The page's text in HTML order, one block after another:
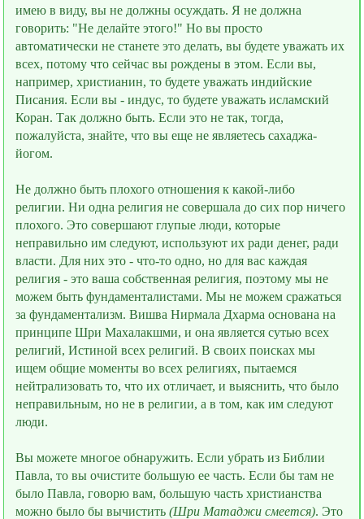
имею в виду, вы не должны осуждать. Я не должна
говорить: "Не делайте этого!" Но вы просто
автоматически не станете это делать, вы будете уважать их
всех, потому что сейчас вы рождены в этом. Если вы,
например, христианин, то будете уважать индийские
Писания. Если вы - индус, то будете уважать исламский
Коран. Так должно быть. Если это не так, тогда,
пожалуйста, знайте, что вы ещe не являетесь сахаджа-
йогом.
Не должно быть плохого отношения к какой-либо
религии. Ни одна религия не совершала до сих пор ничего
плохого. Это совершают глупые люди, которые
неправильно им следуют, используют их ради денег, ради
власти. Для них это - что-то одно, но для вас каждая
религия - это ваша собственная религия, поэтому мы не
можем быть фундаменталистами. Мы не можем сражаться
за фундаментализм. Вишва Нирмала Дхарма основана на
принципе Шри Махалакшми, и она является сутью всех
религий, Истиной всех религий. В своих поисках мы
ищем общие моменты во всех религиях, пытаемся
нейтрализовать то, что их отличает, и выяснить, что было
неправильным, но не в религии, а в том, как им следуют
люди.
Вы можете многое обнаружить. Если убрать из Библии
Павла, то вы очистите большую еe часть. Если бы там не
было Павла, говорю вам, большую часть христианства
можно было бы вычистить(Шри Матаджи смеeтся). Это